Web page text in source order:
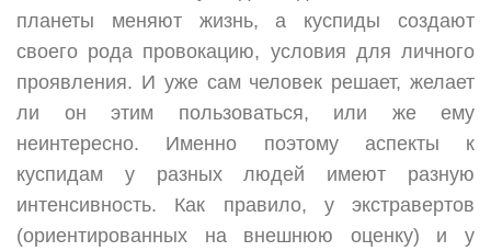
планеты меняют жизнь, а куспиды создают
своего рода провокацию, условия для личного
проявления. И уже сам человек решает, желает
ли он этим пользоваться, или же ему
неинтересно. Именно поэтому аспекты к
куспидам у разных людей имеют разную
интенсивность. Как правило, у экстравертов
(ориентированных на внешнюю оценку) и у